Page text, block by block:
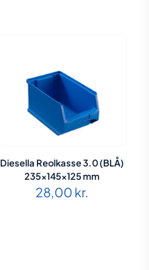
Diesella Reolkasse 3.0 (BLÅ)
235x145x125 mm
28,00 kr.